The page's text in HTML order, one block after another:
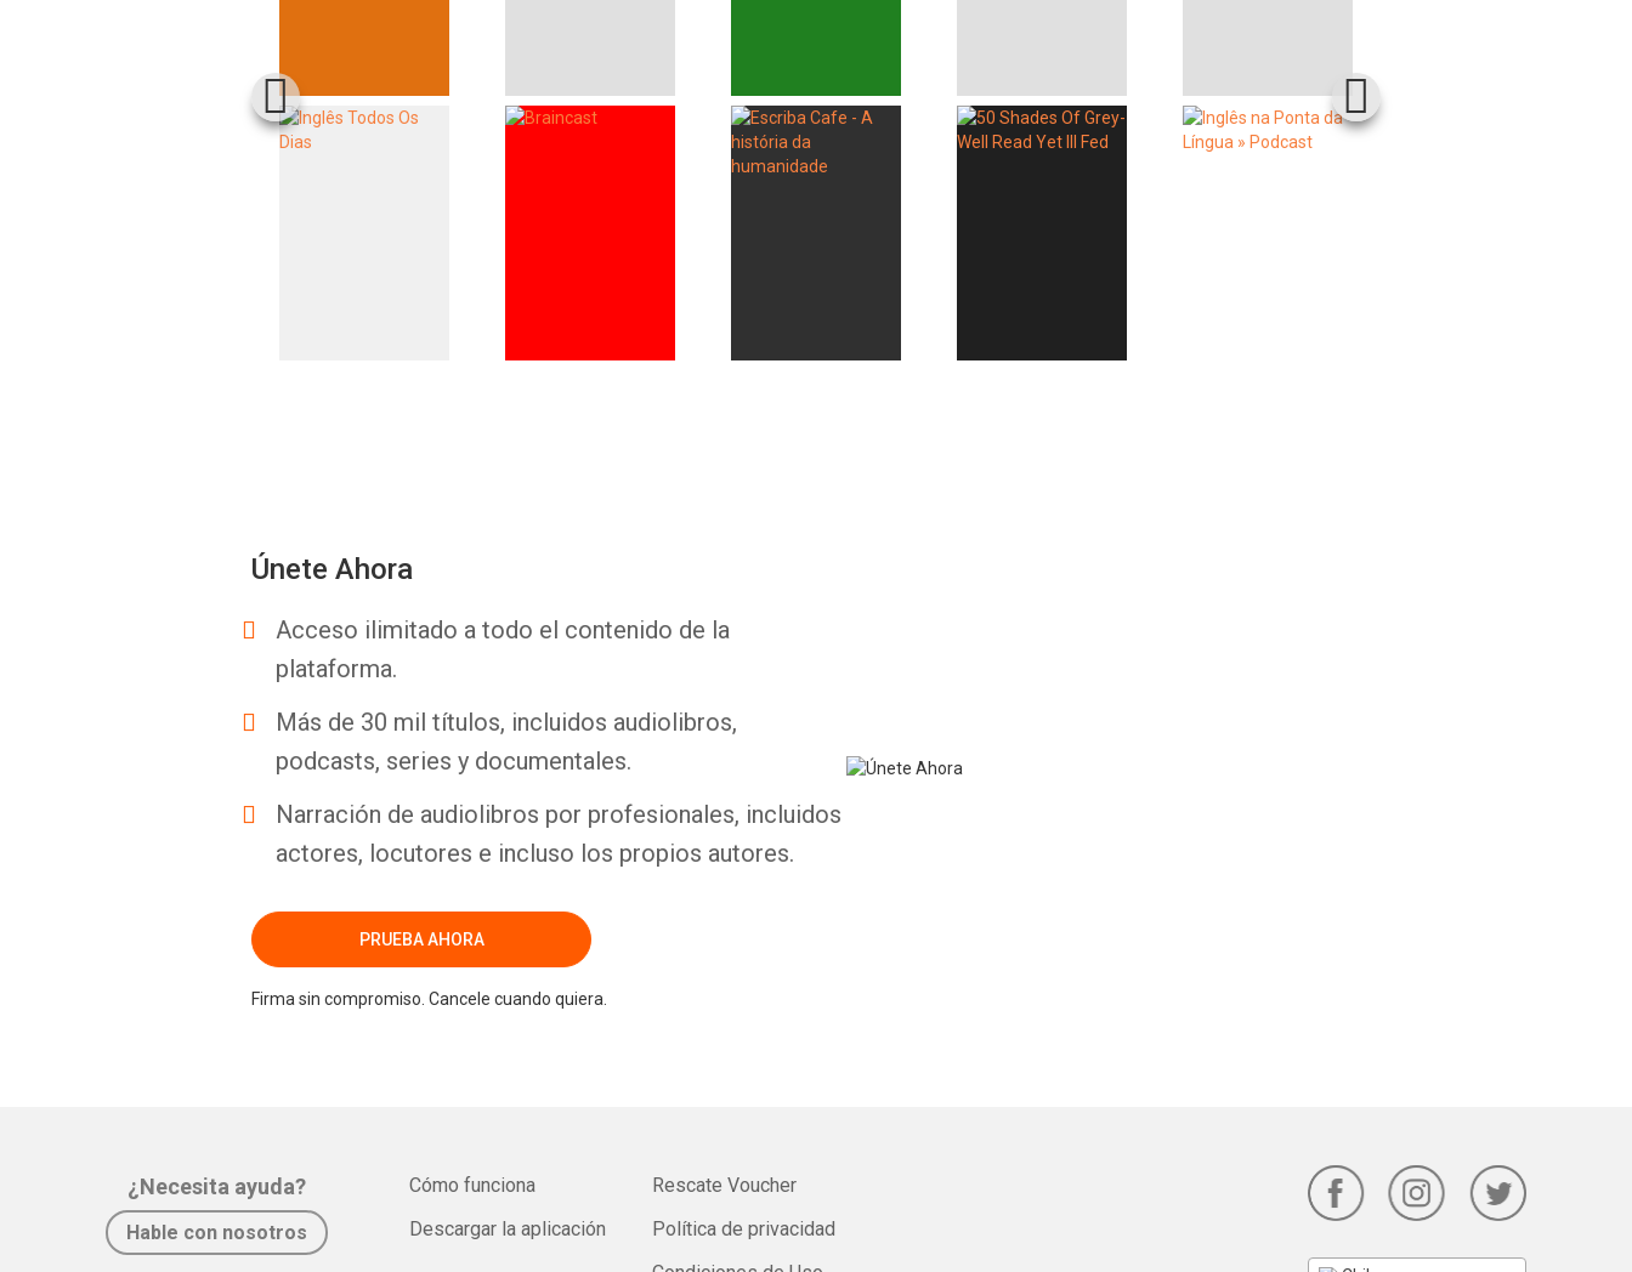
Únete Ahora
Acceso ilimitado a todo el contenido de la
plataforma.
Más de 30 mil títulos, incluidos audiolibros,
podcasts, series y documentales.
Narración de audiolibros por profesionales, incluidos
actores, locutores e incluso los propios autores.
PRUEBA AHORA
Firma sin compromiso. Cancele cuando quiera.
¿Necesita ayuda?
Hable con nosotros
Cómo funciona
Descargar la aplicación
Rescate Voucher
Política de privacidad